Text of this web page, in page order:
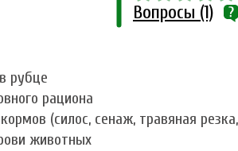
Вопросы (1)
рубце
рациона
(силос, сенаж, травяная
животных